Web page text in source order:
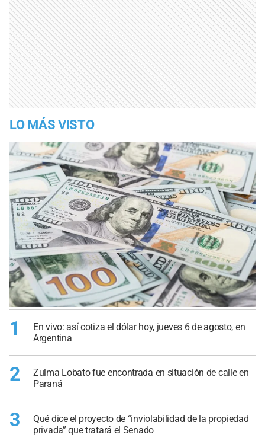
LO MÁS VISTO
1
En vivo: así cotiza el dólar hoy, jueves 6 de agosto, en
Argentina
2
Zulma Lobato fue encontrada en situación de calle en
Paraná
3
Qué dice el proyecto de “inviolabilidad de la propiedad
privada” que tratará el Senado